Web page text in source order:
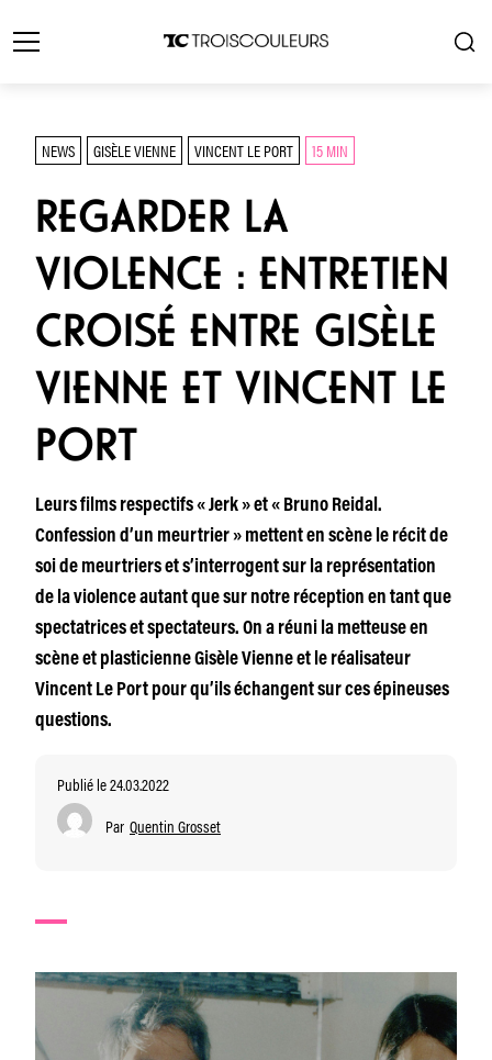
NEWS GISÈLE VIENNE VINCENT LE PORT 15 MIN
REGARDER LA
VIOLENCE : ENTRETIEN
CROISÉ ENTRE GISÈLE
VIENNE ET VINCENT LE
PORT
Leurs films respectifs « Jerk » et « Bruno Reidal.
Confession d’un meurtrier » mettent en scène le récit de
soi de meurtriers et s’interrogent sur la représentation
de la violence autant que sur notre réception en tant que
spectatrices et spectateurs. On a réuni la metteuse en
scène et plasticienne Gisèle Vienne et le réalisateur
Vincent Le Port pour qu’ils échangent sur ces épineuses
questions.
Publié le 24.03.2022
Par Quentin Grosset